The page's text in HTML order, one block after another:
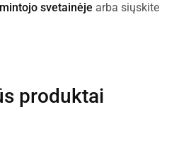
svetainėje arba siųskite
produktai